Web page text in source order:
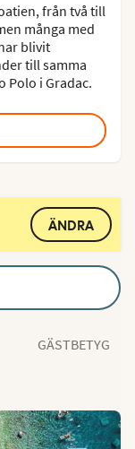
från två till
många med
blivit
till samma
Polo i Gradac.
ÄNDRA
GÄSTBETYG